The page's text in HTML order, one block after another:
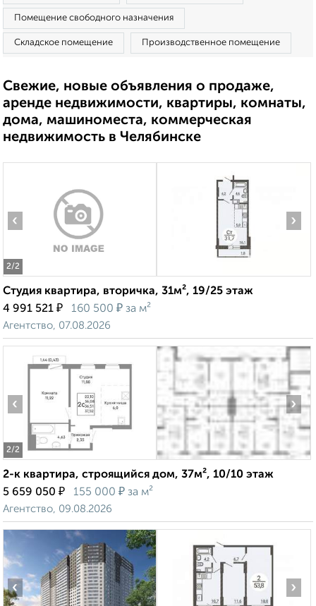
Помещение свободного назначения
Складское помещение Производственное помещение
Свежие, новые объявления о продаже,
аренде недвижимости, квартиры, комнаты,
дома, машиноместа, коммерческая
недвижимость в Челябинске
2/2
‹ ›
Студия квартира, вторичка, 31м², 19/25 этаж
4 991 521 ₽ 160 500 ₽ за м²
Агентство, 07.08.2026
2/2
‹ ›
2-к квартира, строящийся дом, 37м², 10/10 этаж
5 659 050 ₽ 155 000 ₽ за м²
Агентство, 09.08.2026
‹ ›